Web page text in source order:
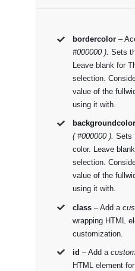
bordercolor –
#000000 ). Sets
Leave blank for
selection.
value of the
using it with.
backgroundcolor
( #000000 ). Sets
color. Leave
selection.
value of the
using it with.
class – Add a
wrapping HTML
customization.
id – Add a
HTML element